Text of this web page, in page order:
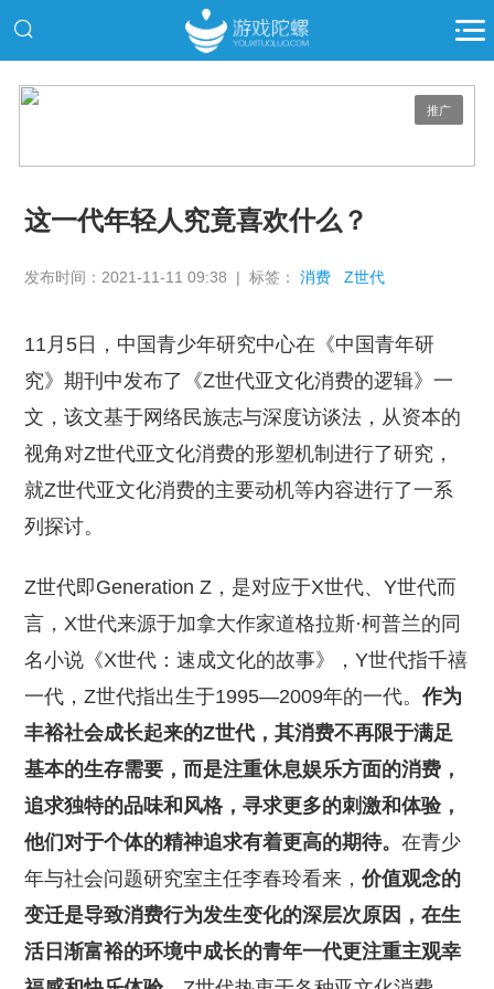
推广
这一代年轻人究竟喜欢什么？
发布时间：2021-11-11 09:38 | 标签：消费 Z世代
11月5日，中国青少年研究中心在《中国青年研
究》期刊中发布了《Z世代亚文化消费的逻辑》一
文，该文基于网络民族志与深度访谈法，从资本的
视角对Z世代亚文化消费的形塑机制进行了研究，
就Z世代亚文化消费的主要动机等内容进行了一系
列探讨。
Z世代即Generation Z，是对应于X世代、Y世代而
言，X世代来源于加拿大作家道格拉斯·柯普兰的同
名小说《X世代：速成文化的故事》，Y世代指千禧
一代，Z世代指出生于1995—2009年的一代。作为
丰裕社会成长起来的Z世代，其消费不再限于满足
基本的生存需要，而是注重休息娱乐方面的消费，
追求独特的品味和风格，寻求更多的刺激和体验，
他们对于个体的精神追求有着更高的期待。在青少
年与社会问题研究室主任李春玲看来，价值观念的
变迁是导致消费行为发生变化的深层次原因，在生
活日渐富裕的环境中成长的青年一代更注重主观幸